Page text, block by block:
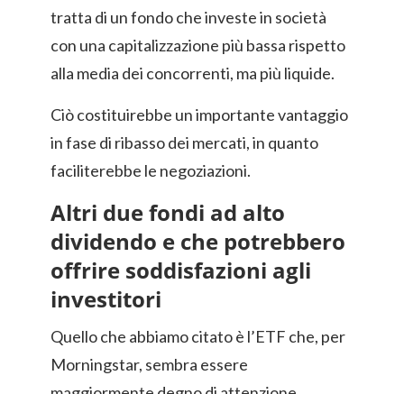
tratta di un fondo che investe in società
con una capitalizzazione più bassa rispetto
alla media dei concorrenti, ma più liquide.
Ciò costituirebbe un importante vantaggio
in fase di ribasso dei mercati, in quanto
faciliterebbe le negoziazioni.
Altri due fondi ad alto
dividendo e che potrebbero
offrire soddisfazioni agli
investitori
Quello che abbiamo citato è l’ETF che, per
Morningstar, sembra essere